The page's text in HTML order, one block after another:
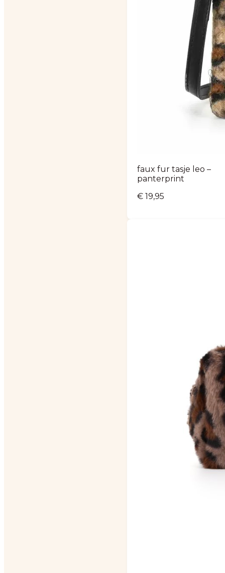
faux fur tasje leo –
panterprint
€ 19,95